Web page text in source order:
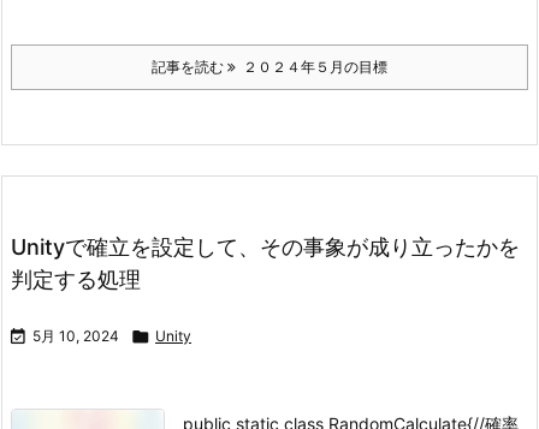
記事を読む ２０２４年５月の目標
Unityで確立を設定して、その事象が成り立ったかを
判定する処理
 5月 10, 2024  Unity
public static class RandomCalculate{//確率